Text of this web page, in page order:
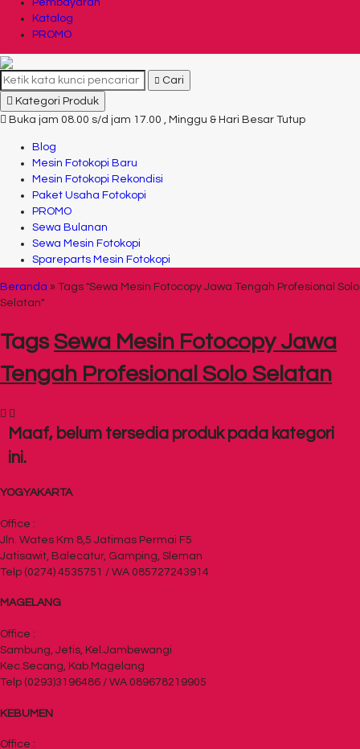
Pembayaran
Katalog
PROMO
Cari
Kategori Produk
Buka jam 08.00 s/d jam 17.00 , Minggu & Hari Besar Tutup
Blog
Mesin Fotokopi Baru
Mesin Fotokopi Rekondisi
Paket Usaha Fotokopi
PROMO
Sewa Bulanan
Sewa Mesin Fotokopi
Spareparts Mesin Fotokopi
Beranda » Tags "Sewa Mesin Fotocopy Jawa Tengah Profesional Solo
Selatan"
TagsSewa Mesin Fotocopy Jawa
Tengah Profesional Solo Selatan
Maaf, belum tersedia produk pada kategori
ini.
YOGYAKARTA
Office :
Jln. Wates Km 8,5 Jatimas Permai F5
Jatisawit, Balecatur, Gamping, Sleman
Telp (0274) 4535751 / WA 085727243914
MAGELANG
Office :
Sambung, Jetis, Kel.Jambewangi
Kec.Secang, Kab.Magelang
Telp (0293)3196486 / WA 089678219905
KEBUMEN
Office :